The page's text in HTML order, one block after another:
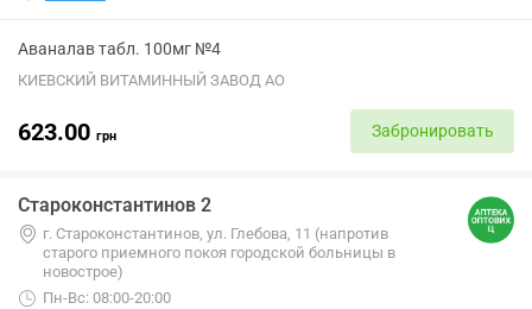
Аваналав табл. 100мг №4
КИЕВСКИЙ ВИТАМИННЫЙ ЗАВОД АО
623.00 грн Забронировать
Староконстантинов 2
г. Староконстантинов, ул. Глебова, 11 (напротив
старого приемного покоя городской больницы в
новострое)
Пн-Вс: 08:00-20:00